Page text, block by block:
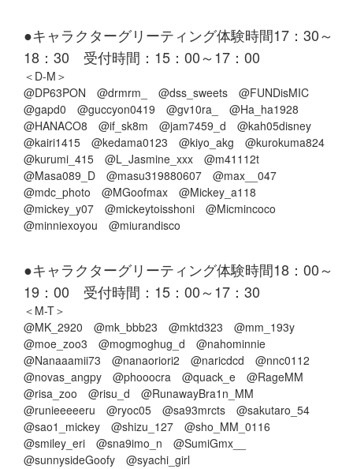
●キャラクターグリーティング体験時間17：30～
18：30 受付時間：15：00～17：00
＜D-M＞
@DP63PON @drmrm_ @dss_sweets @FUNDisMIC
@gapd0 @guccyon0419 @gv10ra_ @Ha_ha1928
@HANACO8 @if_sk8m @jam7459_d @kah05disney
@kairi1415 @kedama0123 @kiyo_akg @kurokuma824
@kurumi_415 @L_Jasmine_xxx @m41112t
@Masa089_D @masu319880607 @max__047
@mdc_photo @MGoofmax @Mickey_a118
@mickey_y07 @mickeytoisshoni @Micmincoco
@minniexoyou @miurandisco
●キャラクターグリーティング体験時間18：00～
19：00 受付時間：15：00～17：30
＜M-T＞
@MK_2920 @mk_bbb23 @mktd323 @mm_193y
@moe_zoo3 @mogmoghug_d @nahominnie
@Nanaaamii73 @nanaoriori2 @naricdcd @nnc0112
@novas_angpy @phooocra @quack_e @RageMM
@risa_zoo @risu_d @RunawayBra1n_MM
@runieeeeeru @ryoc05 @sa93mrcts @sakutaro_54
@sao1_mickey @shizu_127 @sho_MM_0116
@smiley_eri @sna9imo_n @SumiGmx__
@sunnysideGoofy @syachi_girl